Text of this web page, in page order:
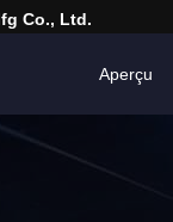
Co., Ltd.
Aperçu